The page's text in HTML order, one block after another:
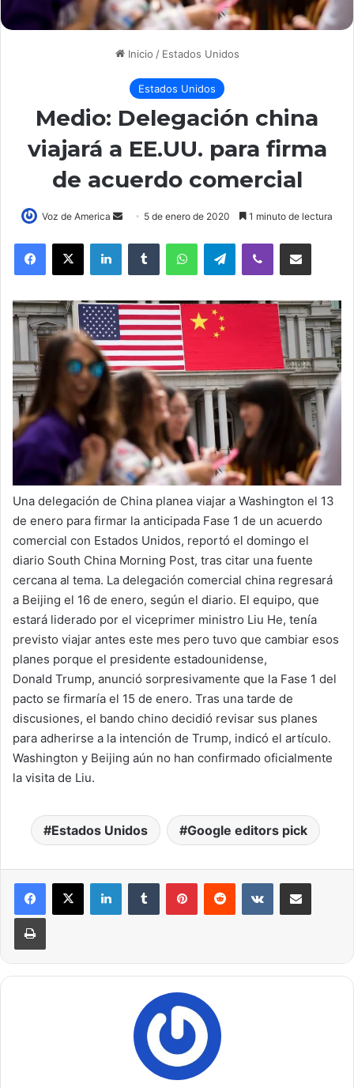
Inicio / Estados Unidos
Estados Unidos
Medio: Delegación china
viajará a EE.UU. para firma
de acuerdo comercial
Voz de America
n
e
m
a
5 de enero de 2020 1 minuto de lectura
Telegram
Una delegación de China planea viajar a Washington el 13
de enero para firmar la anticipada Fase 1 de un acuerdo
comercial con Estados Unidos, reportó el domingo el
diario South China Morning Post, tras citar una fuente
cercana al tema. La delegación comercial china regresará
a Beijing el 16 de enero, según el diario. El equipo, que
estará liderado por el viceprimer ministro Liu He, tenía
previsto viajar antes este mes pero tuvo que cambiar esos
planes porque el presidente estadounidense,
Donald Trump, anunció sorpresivamente que la Fase 1 del
pacto se firmaría el 15 de enero. Tras una tarde de
discusiones, el bando chino decidió revisar sus planes
para adherirse a la intención de Trump, indicó el artículo.
Washington y Beijing aún no han confirmado oficialmente
la visita de Liu.
Estados Unidos Google editors pick